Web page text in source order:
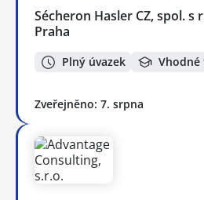
Sécheron Hasler CZ, spol. s
Praha
Plný úvazek
Zveřejněno: 7. srpna